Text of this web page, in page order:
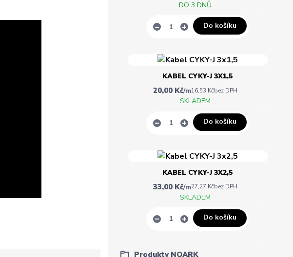
Produkty NOARK
DO 3 DNŮ
Do košíku
KABEL CYKY-J 3X1,5
20,00 Kč/m16,53 Kčbez DPH
SKLADEM
Do košíku
KABEL CYKY-J 3X2,5
33,00 Kč/m27,27 Kčbez DPH
SKLADEM
Do košíku